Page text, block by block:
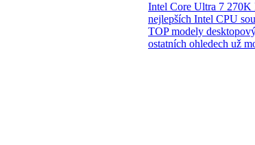
Intel Core Ultra 7
nejlepších Intel CPU
TOP modely
ostatních ohledech už